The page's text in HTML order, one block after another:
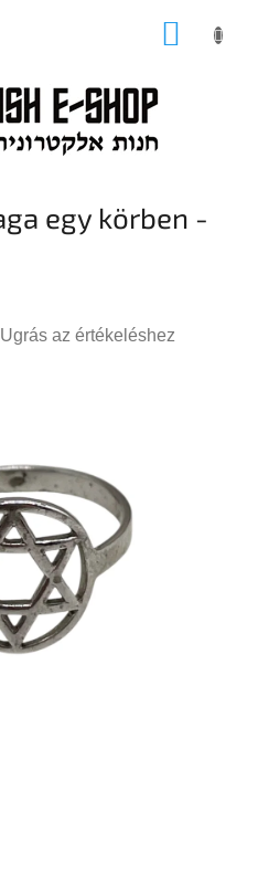
KOSÁR
egy körben -
Ugrás az értékeléshez